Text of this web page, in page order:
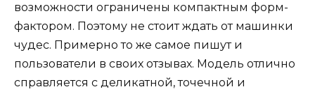
возможности ограничены компактным форм-
фактором. Поэтому не стоит ждать от машинки
чудес. Примерно то же самое пишут и
пользователи в своих отзывах. Модель отлично
справляется с деликатной, точечной и